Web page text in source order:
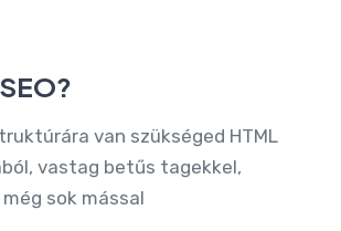
van szükséged HTML
vastag betűs tagekkel,
sok mással